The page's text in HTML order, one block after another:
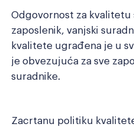
Odgovornost za kvalitetu
zaposlenik, vanjski
kvalitete ugrađena je u
je obvezujuća za sve
suradnike.
Zacrtanu politiku